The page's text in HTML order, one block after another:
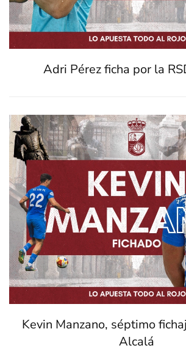
Adri Pérez ficha por la
Kevin Manzano, séptimo
Alcalá